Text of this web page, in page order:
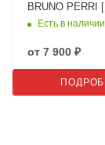
BRUNO PERRI
Есть в наличии
от 7 900 ₽